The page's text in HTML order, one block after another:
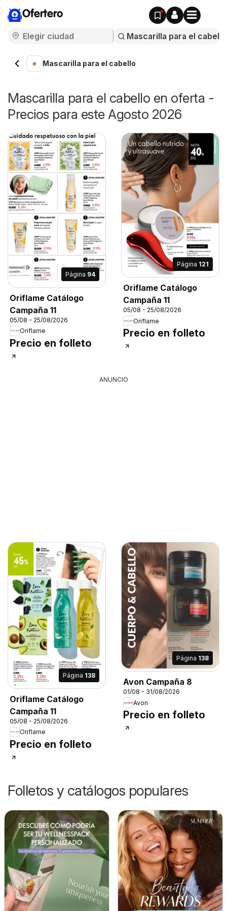
Ofertero
Mascarilla para el cabello
Mascarilla para el cabello en oferta -
Precios para este Agosto 2026
Página 94
Oriflame Catálogo
Campaña 11
05/08 - 25/08/2026
Oriflame
Precio en folleto
Página 121
Oriflame Catálogo
Campaña 11
05/08 - 25/08/2026
Oriflame
Precio en folleto
ANUNCIO
Página 138
Oriflame Catálogo
Campaña 11
05/08 - 25/08/2026
Oriflame
Precio en folleto
Página 138
Avon Campaña 8
01/08 - 31/08/2026
Avon
Precio en folleto
Folletos y catálogos populares